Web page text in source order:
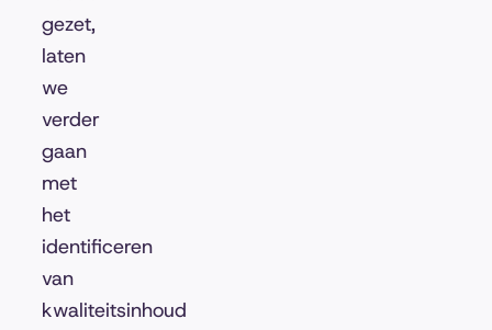
gezet,
laten
we
verder
gaan
met
het
identificeren
van
kwaliteitsinhoud